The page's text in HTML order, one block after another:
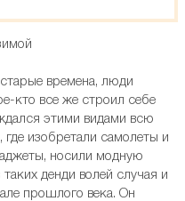
времена, люди
кто все же строил себе
этими видами всю
изобретали самолеты и
носили модную
денди волей случая и
прошлого века. Он